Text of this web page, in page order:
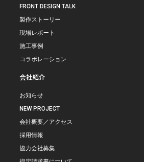
FRONT DESIGN TALK
製作ストーリー
現場レポート
施工事例
コラボレーション
会社紹介
お知らせ
NEW PROJECT
会社概要／アクセス
採用情報
協力会社募集